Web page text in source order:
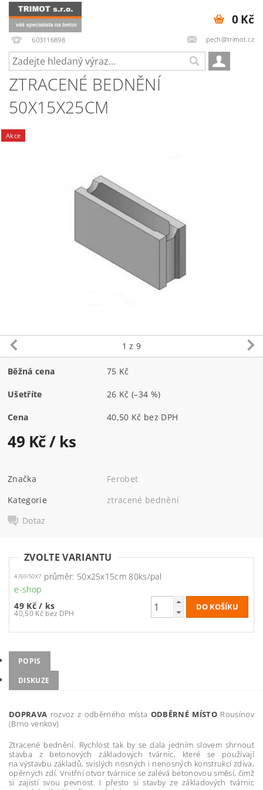
603116898 pech@trimot.cz
0 Kč
ZTRACENÉ BEDNĚNÍ
50X15X25CM
Akce
1 z 9
Běžná cena 75 Kč
Ušetříte 26 Kč(–34 %)
Cena 40,50 Kč bez DPH
49 Kč/ ks
Značka
Ferobet
Kategorie
ztracené bednění
Dotaz
ZVOLTE VARIANTU
4769/50X7 průměr: 50x25x15cm 80ks/pal
e-shop
49 Kč/ ks
40,50 Kč bez DPH
POPIS
DISKUZE
DOPRAVA rozvoz z odběrného místa ODBĚRNÉ MÍSTO Rousínov
(Brno venkov)
Ztracené bednění. Rychlost tak by se dala jedním slovem shrnout
stavba z betonových základových tvárnic, které se používají
na výstavbu základů, svislých nosných i nenosných konstrukcí zdiva,
opěrných zdí. Vnitřní otvor tvárnice se zalévá betonovou směsí, čímž
si zajistí svou pevnost. I přesto si stavby ze základových tvárnic